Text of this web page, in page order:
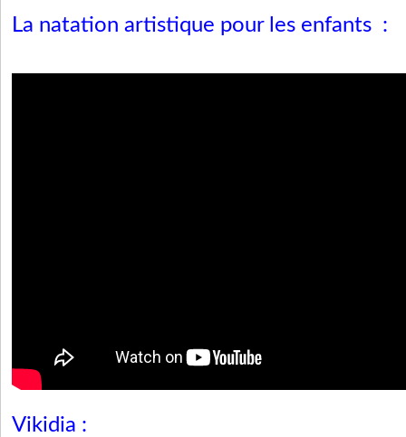
La natation artistique pour les enfants :
Vikidia :